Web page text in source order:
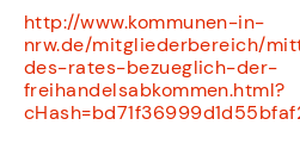
http://www.kommunen-in-
nrw.de/mitgliederbereich/
des-rates-bezueglich-der-
freihandelsabkommen.html?